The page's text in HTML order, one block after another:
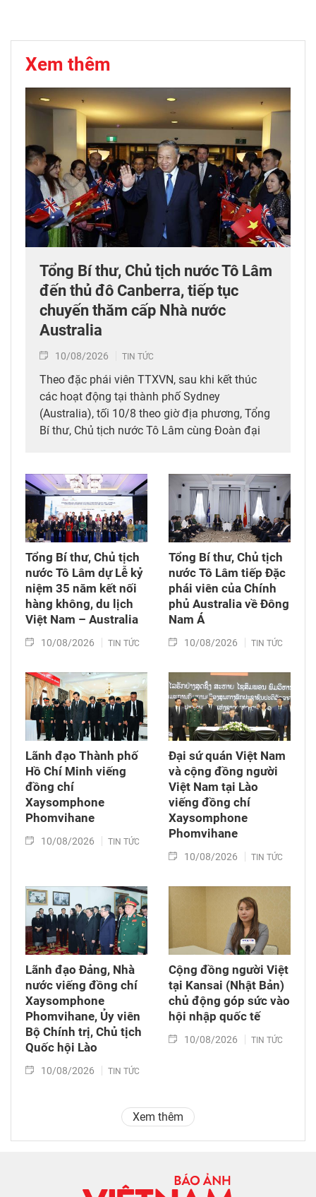
Xem thêm
Tổng Bí thư, Chủ tịch nước Tô Lâm
đến thủ đô Canberra, tiếp tục
chuyến thăm cấp Nhà nước
Australia
10/08/2026 TIN TỨC
Theo đặc phái viên TTXVN, sau khi kết thúc
các hoạt động tại thành phố Sydney
(Australia), tối 10/8 theo giờ địa phương, Tổng
Bí thư, Chủ tịch nước Tô Lâm cùng Đoàn đại
từ ngày 9-12/8, theo lời mời của Toàn quyền
Australia Sam Mostyn.
Tổng Bí thư, Chủ tịch
nước Tô Lâm dự Lễ kỷ
niệm 35 năm kết nối
hàng không, du lịch
Việt Nam – Australia
10/08/2026 TIN TỨC
Tổng Bí thư, Chủ tịch
nước Tô Lâm tiếp Đặc
phái viên của Chính
phủ Australia về Đông
Nam Á
10/08/2026 TIN TỨC
Lãnh đạo Thành phố
Hồ Chí Minh viếng
đồng chí
Xaysomphone
Phomvihane
10/08/2026 TIN TỨC
Đại sứ quán Việt Nam
và cộng đồng người
Việt Nam tại Lào
viếng đồng chí
Xaysomphone
Phomvihane
10/08/2026 TIN TỨC
Lãnh đạo Đảng, Nhà
nước viếng đồng chí
Xaysomphone
Phomvihane, Ủy viên
Bộ Chính trị, Chủ tịch
Quốc hội Lào
10/08/2026 TIN TỨC
Cộng đồng người Việt
tại Kansai (Nhật Bản)
chủ động góp sức vào
hội nhập quốc tế
10/08/2026 TIN TỨC
Xem thêm